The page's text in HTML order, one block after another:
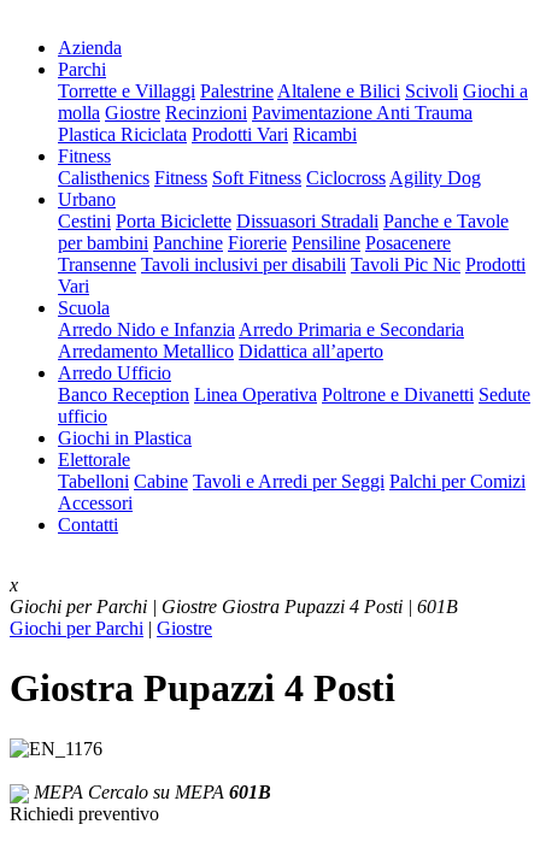
Azienda
Parchi
Torrette e Villaggi Palestrine Altalene e Bilici Scivoli Giochi a
molla Giostre Recinzioni Pavimentazione Anti Trauma
Plastica Riciclata Prodotti Vari Ricambi
Fitness
Calisthenics Fitness Soft Fitness Ciclocross Agility Dog
Urbano
Cestini Porta Biciclette Dissuasori Stradali Panche e Tavole
per bambini Panchine Fiorerie Pensiline Posacenere
Transenne Tavoli inclusivi per disabili Tavoli Pic Nic Prodotti
Vari
Scuola
Arredo Nido e Infanzia Arredo Primaria e Secondaria
Arredamento Metallico Didattica all’aperto
Arredo Ufficio
Banco Reception Linea Operativa Poltrone e Divanetti Sedute
ufficio
Giochi in Plastica
Elettorale
Tabelloni Cabine Tavoli e Arredi per Seggi Palchi per Comizi
Accessori
Contatti
x
Giochi per Parchi | Giostre Giostra Pupazzi 4 Posti | 601B
Giochi per Parchi | Giostre
Giostra Pupazzi 4 Posti
MEPA Cercalo su MEPA 601B
Richiedi preventivo